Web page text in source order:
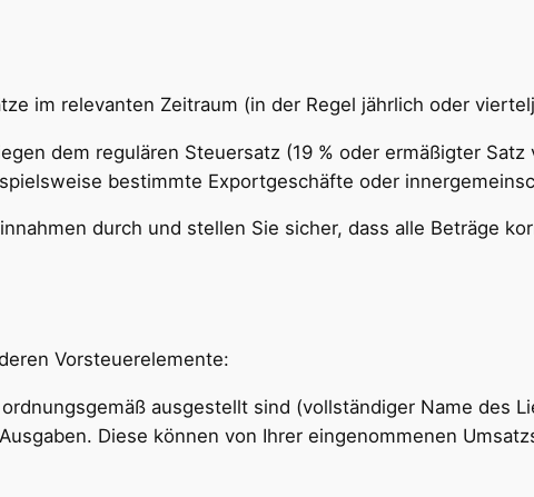
im relevanten Zeitraum (in der Regel jährlich oder
dem regulären Steuersatz (19 % oder ermäßigter Satz
bestimmte Exportgeschäfte oder
durch und stellen Sie sicher, dass alle Beträge
Vorsteuerelemente:
ausgestellt sind (vollständiger Name des
Diese können von Ihrer eingenommenen